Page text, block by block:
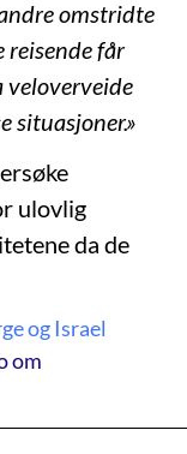
omstridte
reisende får
veloverveide
situasjoner.»
ulovlig
da de
og Israel
om